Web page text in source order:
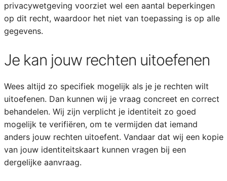
privacywetgeving voorziet wel een aantal beperkingen
op dit recht, waardoor het niet van toepassing is op alle
gegevens.
Je kan jouw rechten uitoefenen
Wees altijd zo specifiek mogelijk als je je rechten wilt
uitoefenen. Dan kunnen wij je vraag concreet en correct
behandelen. Wij zijn verplicht je identiteit zo goed
mogelijk te verifiëren, om te vermijden dat iemand
anders jouw rechten uitoefent. Vandaar dat wij een kopie
van jouw identiteitskaart kunnen vragen bij een
dergelijke aanvraag.